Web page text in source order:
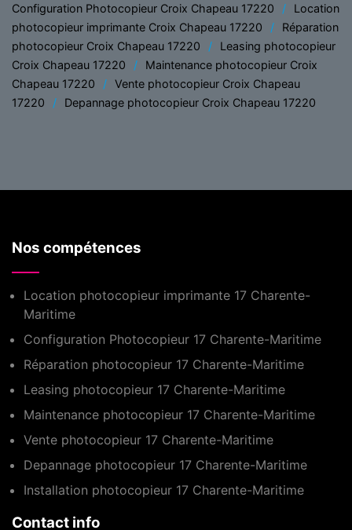
Configuration Photocopieur Croix Chapeau 17220
Location
photocopieur imprimante Croix Chapeau 17220
Réparation
photocopieur Croix Chapeau 17220
Leasing photocopieur
Croix Chapeau 17220
Maintenance photocopieur Croix
Chapeau 17220
Vente photocopieur Croix Chapeau
17220
Depannage photocopieur Croix Chapeau 17220
Nos compétences
Location photocopieur imprimante 17 Charente-
Maritime
Configuration Photocopieur 17 Charente-Maritime
Réparation photocopieur 17 Charente-Maritime
Leasing photocopieur 17 Charente-Maritime
Maintenance photocopieur 17 Charente-Maritime
Vente photocopieur 17 Charente-Maritime
Depannage photocopieur 17 Charente-Maritime
Installation photocopieur 17 Charente-Maritime
Contact info